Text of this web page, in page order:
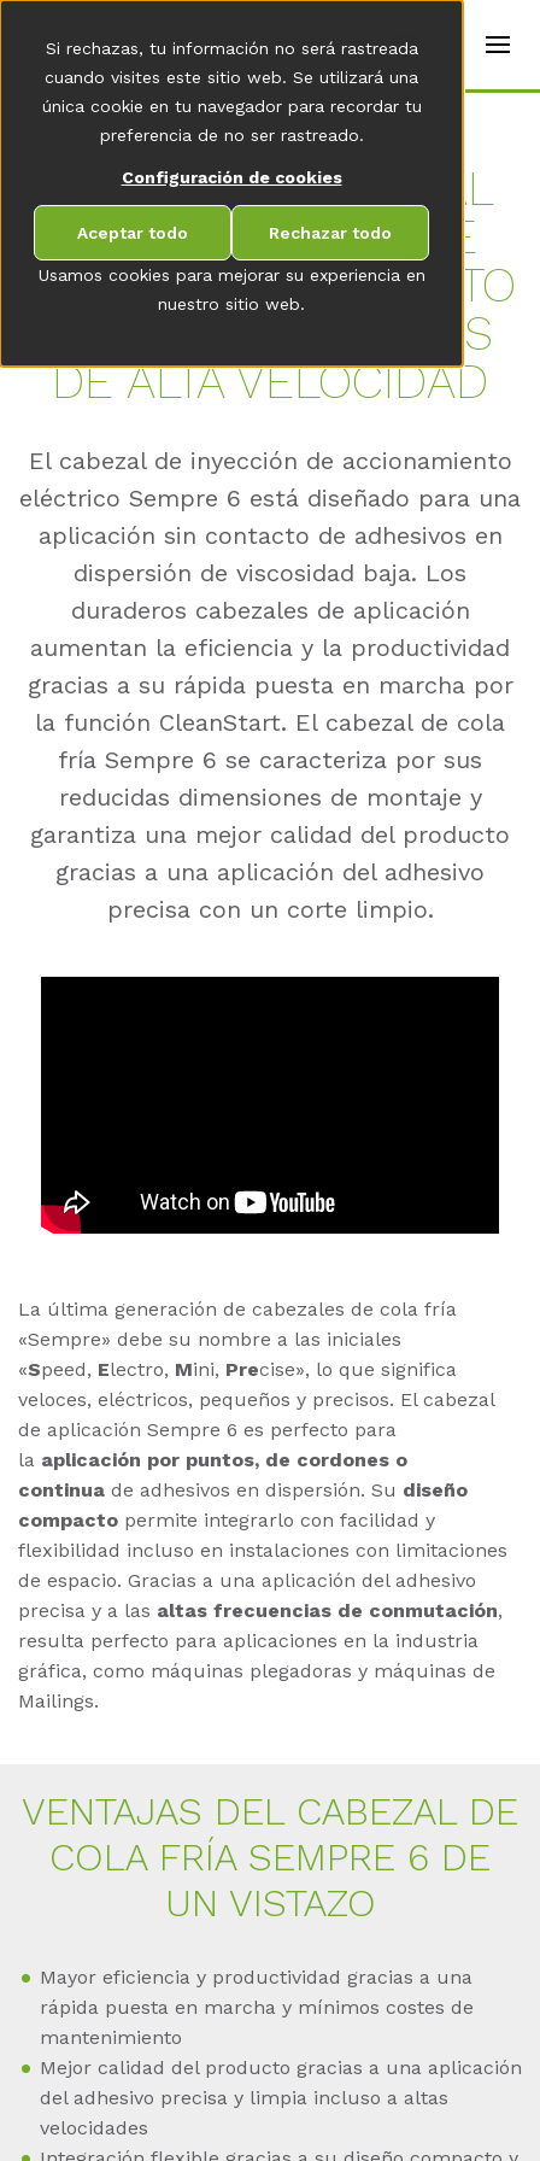
Usamos cookies para mejorar su experiencia en
nuestro sitio web.
Si rechazas, tu información no será rastreada
cuando visites este sitio web. Se utilizará una
única cookie en tu navegador para recordar tu
preferencia de no ser rastreado.
Configuración de cookies
Aceptar todo Rechazar todo
t
r
s
E
n
s
)
SEMP­RE 6: CA­BE­ZAL
DE AP­LI­CA­CIÓN DE
COLA FRÍA COM­PAC­TO
PARA AP­LI­CA­CIO­NES
DE ALTA VE­LO­CI­DAD
El cabezal de inyección de accionamiento
eléctrico Sempre 6 está diseñado para una
aplicación sin contacto de adhesivos en
dispersión de viscosidad baja. Los
duraderos cabezales de aplicación
aumentan la eficiencia y la productividad
gracias a su rápida puesta en marcha por
la función CleanStart. El cabezal de cola
fría Sempre 6 se caracteriza por sus
reducidas dimensiones de montaje y
garantiza una mejor calidad del producto
gracias a una aplicación del adhesivo
precisa con un corte limpio.
La última generación de cabezales de cola fría
«Sempre» debe su nombre a las iniciales
«Speed, Electro, Mini, Precise», lo que significa
veloces, eléctricos, pequeños y precisos. El cabezal
de aplicación Sempre 6 es perfecto para
la aplicación por puntos, de cordones o
continua de adhesivos en dispersión. Su diseño
compacto permite integrarlo con facilidad y
flexibilidad incluso en instalaciones con limitaciones
de espacio. Gracias a una aplicación del adhesivo
precisa y a las altas frecuencias de conmutación,
resulta perfecto para aplicaciones en la industria
gráfica, como máquinas plegadoras y máquinas de
Mailings.
VEN­TA­JAS DEL CA­BE­ZAL DE
COLA FRÍA SEMP­RE 6 DE
UN VIS­TA­ZO
Mayor eficiencia y productividad gracias a una
rápida puesta en marcha y mínimos costes de
mantenimiento
Mejor calidad del producto gracias a una aplicación
del adhesivo precisa y limpia incluso a altas
velocidades